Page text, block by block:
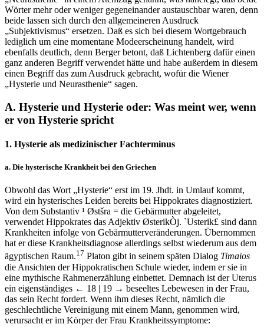
Wörter mehr oder weniger gegeneinander austauschbar waren, denn
beide lassen sich durch den allgemeineren Ausdruck
„Subjektivismus“ ersetzen. Daß es sich bei diesem Wortgebrauch
lediglich um eine momentane Modeerscheinung handelt, wird
ebenfalls deutlich, denn Berger betont, daß Lichtenberg dafür einen
ganz anderen Begriff verwendet hätte und habe außerdem in diesem
einen Begriff das zum Ausdruck gebracht, wofür die Wiener
„Hysterie und Neurasthenie“ sagen.
A. Hysterie und Hysterie oder: Was meint wer, wenn
er von Hysterie spricht
1. Hysterie als medizinischer Fachterminus
a. Die hysterische Krankheit bei den Griechen
Obwohl das Wort „Hysterie“ erst im 19. Jhdt. in Umlauf kommt,
wird ein hysterisches Leiden bereits bei Hippokrates diagnostiziert.
Von dem Substantiv ¹ Østšra = die Gebärmutter abgeleitet,
verwendet Hippokrates das Adjektiv ØsterikÒj. `Usterik£ sind dann
Krankheiten infolge von Gebärmutterveränderungen. Übernommen
hat er diese Krankheitsdiagnose allerdings selbst wiederum aus dem
ägyptischen Raum.17 Platon gibt in seinem späten Dialog Timaios
die Ansichten der Hippokratischen Schule wieder, indem er sie in
eine mythische Rahmenerzählung einbettet. Demnach ist der Uterus
ein eigenständiges ← 18 | 19 → beseeltes Lebewesen in der Frau,
das sein Recht fordert. Wenn ihm dieses Recht, nämlich die
geschlechtliche Vereinigung mit einem Mann, genommen wird,
verursacht er im Körper der Frau Krankheitssymptome: